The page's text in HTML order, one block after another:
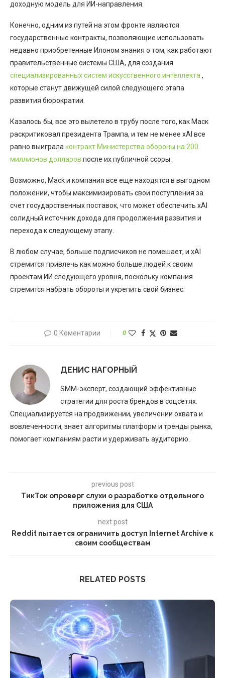
доходную модель для ИИ-направления.
Конечно, одним из путей на этом фронте являются
государственные контракты, позволяющие использовать
недавно приобретенные Илоном знания о том, как работают
правительственные системы США, для создания
специализированных систем искусственного интеллекта ,
которые станут движущей силой следующего этапа
развития бюрократии.
Казалось бы, все это вылетело в трубу после того, как Маск
раскритиковал президента Трампа, и тем не менее xAI все
равно выиграла контракт Министерства обороны на 200
миллионов долларов после их публичной ссоры.
Возможно, Маск и компания все еще находятся в выгодном
положении, чтобы максимизировать свои поступления за
счет государственных поставок, что может обеспечить xAI
солидный источник дохода для продолжения развития и
перехода к следующему этапу.
В любом случае, больше подписчиков не помешает, и xAI
стремится привлечь как можно больше людей к своим
проектам ИИ следующего уровня, поскольку компания
стремится набрать обороты и укрепить свой бизнес.
0 Коментарии 0
ДЕНИС НАГОРНЫЙ
SMM-эксперт, создающий эффективные
стратегии для роста брендов в соцсетях.
Специализируется на продвижении, увеличении охвата и
вовлеченности, знает алгоритмы платформ и тренды рынка,
помогает компаниям расти и удерживать аудиторию.
previous post
TикToк опроверг слухи о разработке отдельного
приложения для США
next post
Reddit пытается ограничить доступ Internet Archive к
своим сообществам
RELATED POSTS